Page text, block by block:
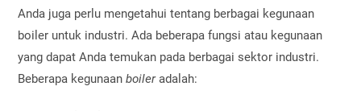
Anda juga perlu mengetahui tentang berbagai kegunaan
boiler untuk industri. Ada beberapa fungsi atau kegunaan
yang dapat Anda temukan pada berbagai sektor industri.
Beberapa kegunaanboileradalah: